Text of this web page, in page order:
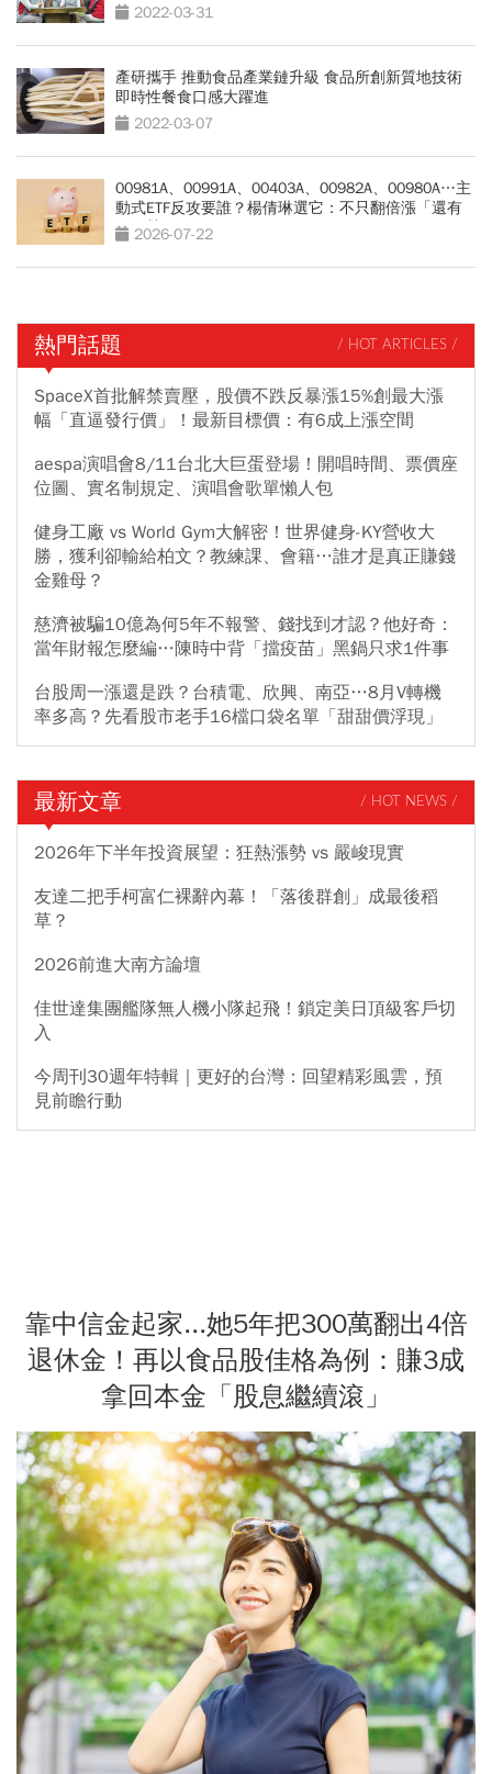
2022-03-31
產研攜手 推動食品產業鏈升級 食品所創新質地技術
即時性餐食口感大躍進
2022-03-07
00981A、00991A、00403A、00982A、00980A…主
動式ETF反攻要誰？楊倩琳選它：不只翻倍漲「還有
一優勢」
2026-07-22
熱門話題 / HOT ARTICLES /
SpaceX首批解禁賣壓，股價不跌反暴漲15%創最大漲
幅「直逼發行價」！最新目標價：有6成上漲空間
aespa演唱會8/11台北大巨蛋登場！開唱時間、票價座
位圖、實名制規定、演唱會歌單懶人包
健身工廠 vs World Gym大解密！世界健身-KY營收大
勝，獲利卻輸給柏文？教練課、會籍…誰才是真正賺錢
金雞母？
慈濟被騙10億為何5年不報警、錢找到才認？他好奇：
當年財報怎麼編…陳時中背「擋疫苗」黑鍋只求1件事
台股周一漲還是跌？台積電、欣興、南亞…8月V轉機
率多高？先看股市老手16檔口袋名單「甜甜價浮現」
最新文章 / HOT NEWS /
2026年下半年投資展望：狂熱漲勢 vs 嚴峻現實
友達二把手柯富仁裸辭內幕！「落後群創」成最後稻
草？
2026前進大南方論壇
佳世達集團艦隊無人機小隊起飛！鎖定美日頂級客戶切
入
今周刊30週年特輯｜更好的台灣：回望精彩風雲，預
見前瞻行動
靠中信金起家...她5年把300萬翻出4倍
退休金！再以食品股佳格為例：賺3成
拿回本金「股息繼續滾」